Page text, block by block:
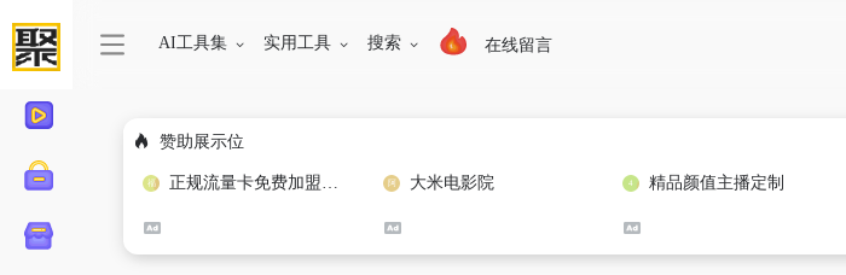
AI工具集 实用工具 搜索 在线留言
赞助展示位
正规流量卡免费加盟合作 大米电影院 精品颜值主播定制